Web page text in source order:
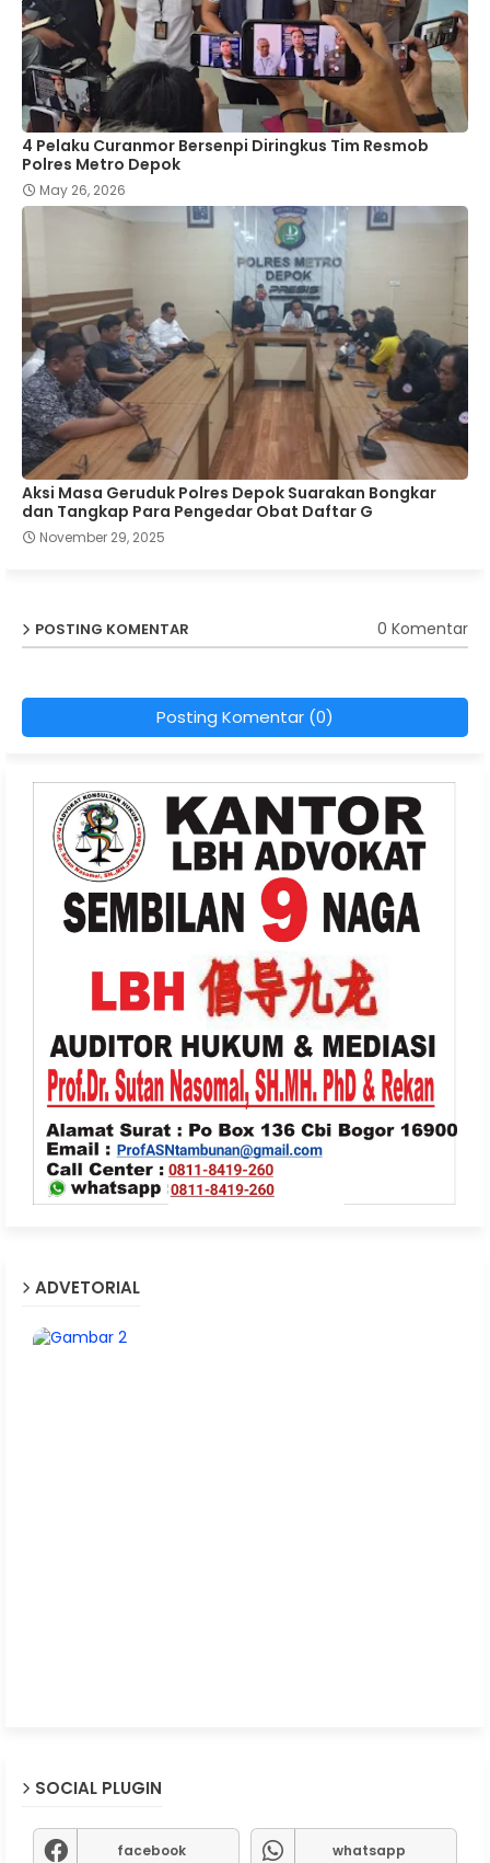
4 Pelaku Curanmor Bersenpi Diringkus Tim Resmob
Polres Metro Depok
May 26, 2026
Aksi Masa Geruduk Polres Depok Suarakan Bongkar
dan Tangkap Para Pengedar Obat Daftar G
November 29, 2025
POSTING KOMENTAR 0 Komentar
Posting Komentar (0)
ADVETORIAL
SOCIAL PLUGIN
facebook whatsapp